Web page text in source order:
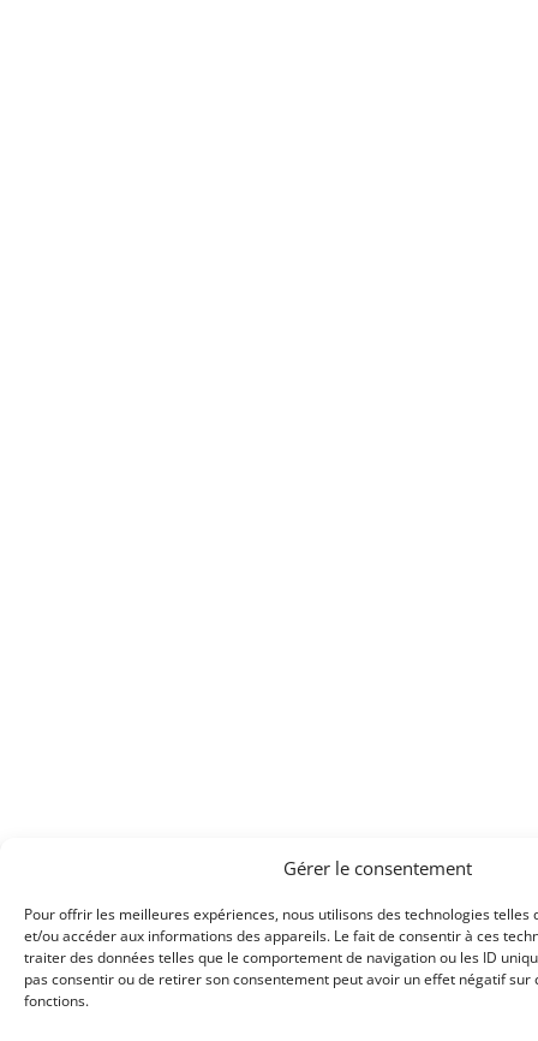
Gérer le consentement
Pour offrir les meilleures expériences, nous utilisons des technologies telles
et/ou accéder aux informations des appareils. Le fait de consentir à ces
traiter des données telles que le comportement de navigation ou les ID
pas consentir ou de retirer son consentement peut avoir un effet négatif
fonctions.